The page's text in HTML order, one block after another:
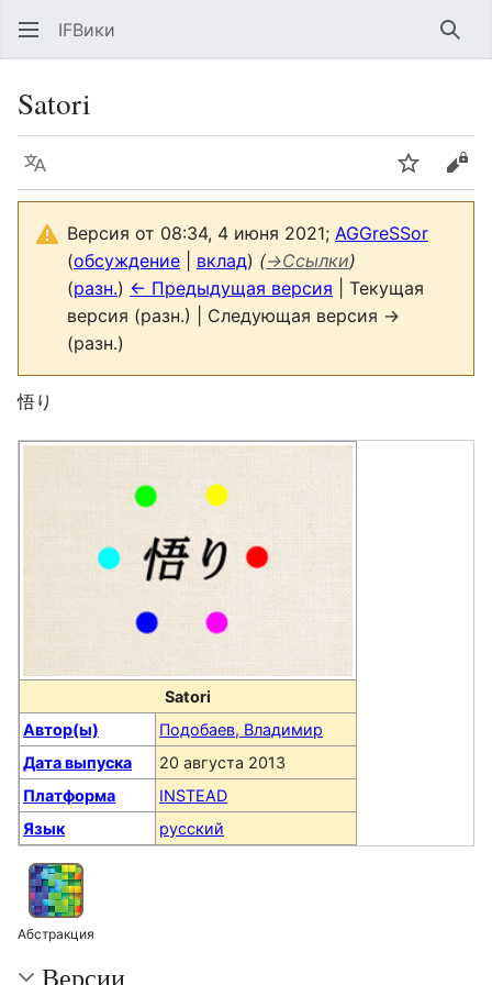
IFВики
Satori
Язык Следить
Версия от 08:34, 4 июня 2021; AGGreSSor
(обсуждение вклад) (→Ссылки)
(разн.) ← Предыдущая версия | Текущая
версия (разн.) | Следующая версия →
(разн.)
悟り
Satori
Автор(ы)
Подобаев, Владимир
Дата выпуска
20 августа 2013
Платформа
INSTEAD
Язык
русский
Абстракция
Версии